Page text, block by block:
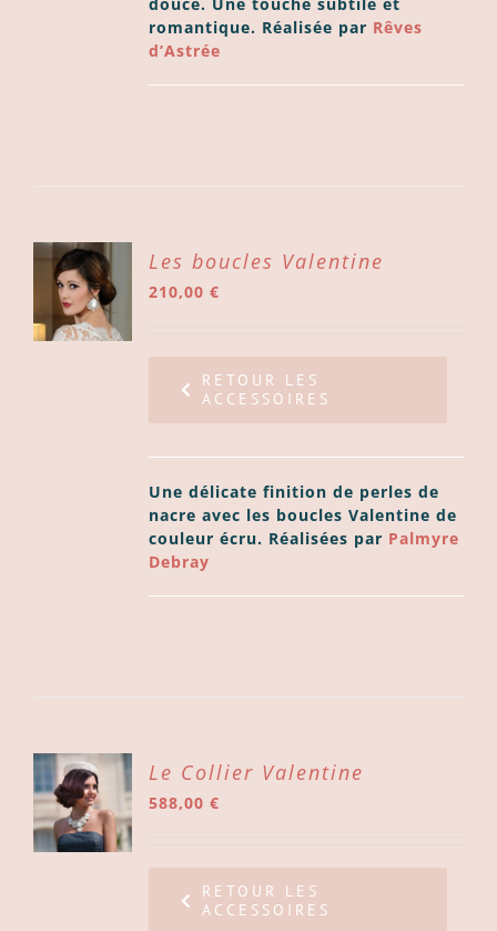
romantique. Réalisée par Rêves
d’Astrée
Les boucles Valentine
210,00€
RETOUR LES
ACCESSOIRES
Une délicate finition de perles de
nacre avec les boucles Valentine de
couleur écru. Réalisées par Palmyre
Debray
Le Collier Valentine
588,00€
RETOUR LES
ACCESSOIRES